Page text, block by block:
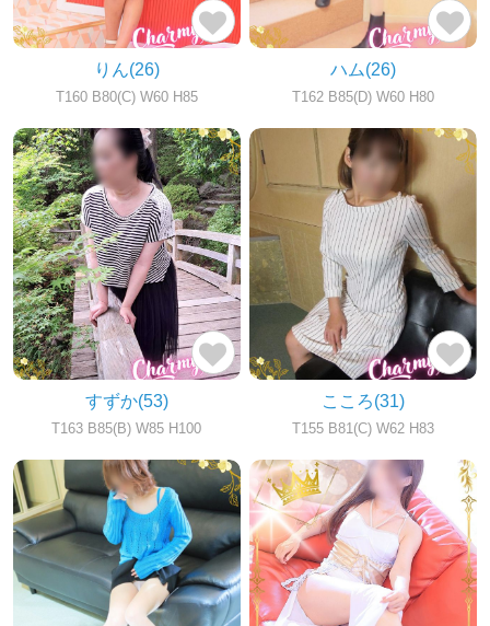
りん(26)
T160 B80(C) W60 H85
ハム(26)
T162 B85(D) W60 H80
すずか(53)
T163 B85(B) W85 H100
こころ(31)
T155 B81(C) W62 H83